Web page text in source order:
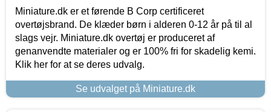
Miniature.dk er et førende B Corp certificeret
overtøjsbrand. De klæder børn i alderen 0-12 år på til al
slags vejr. Miniature.dk overtøj er produceret af
genanvendte materialer og er 100% fri for skadelig kemi.
Klik her for at se deres udvalg.
Se udvalget på Miniature.dk